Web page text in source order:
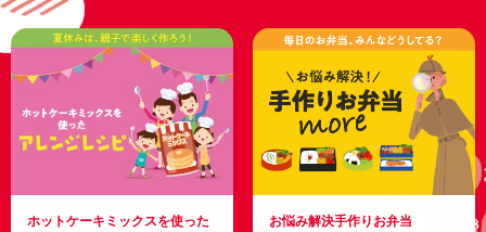
ホッ トケーキ ミ ックスを使った
お悩み解決手作り お弁当